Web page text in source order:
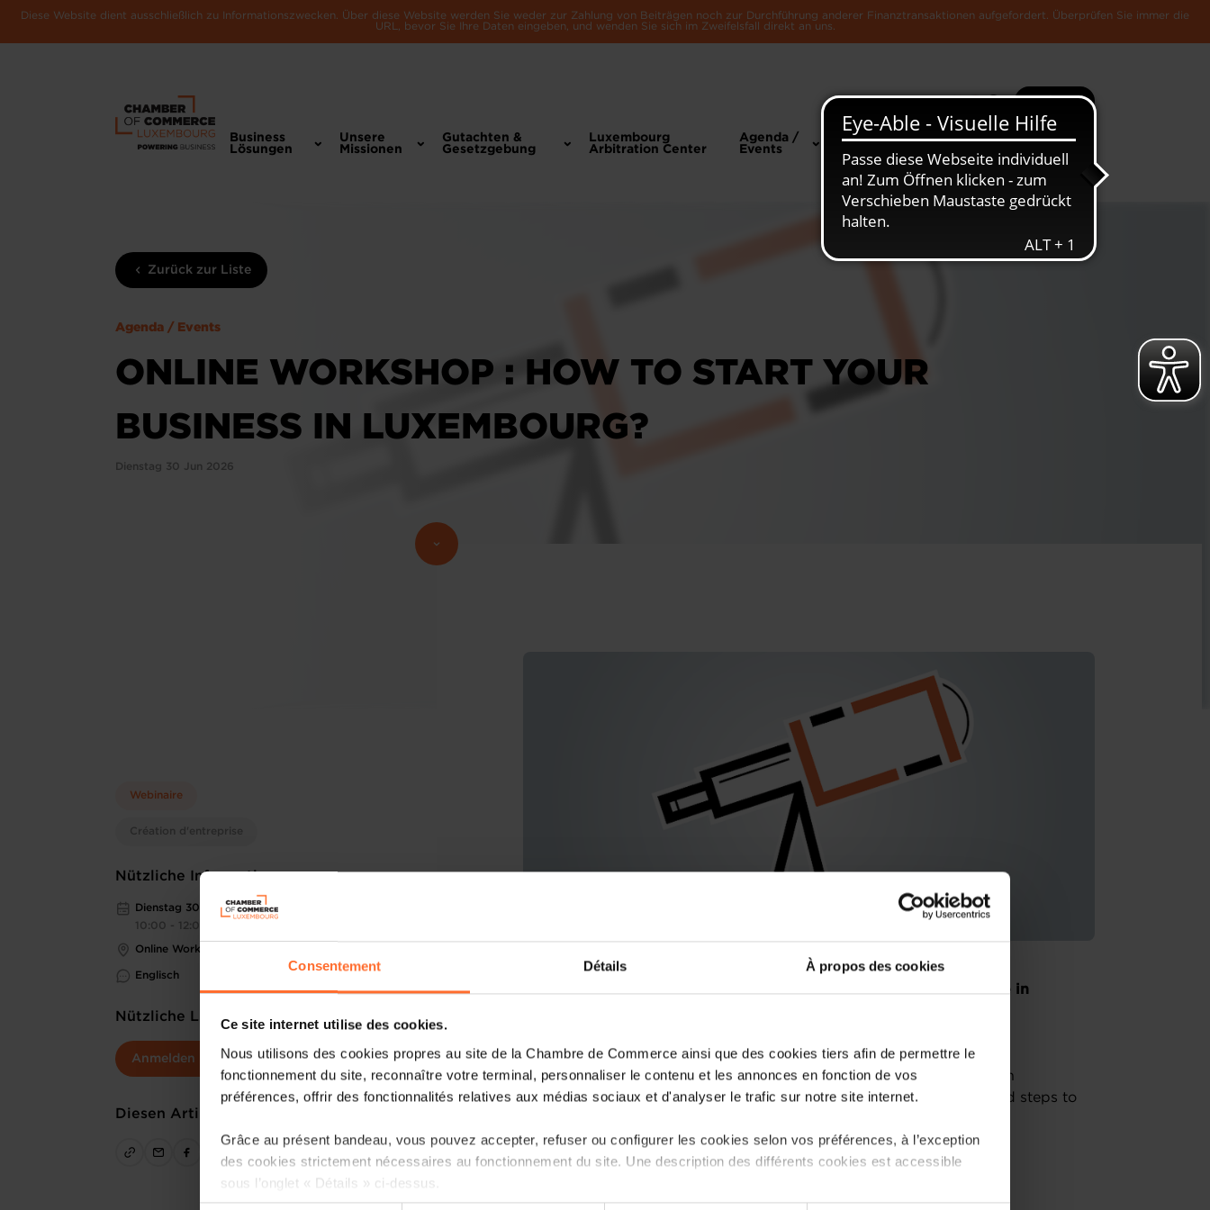
Consentement Détails À propos des cookies
Ce site internet utilise des cookies.
Nous utilisons des cookies propres au site de la Chambre de Commerce ainsi que des cookies tiers afin de permettre le
fonctionnement du site, reconnaître votre terminal, personnaliser le contenu et les annonces en fonction de vos
préférences, offrir des fonctionnalités relatives aux médias sociaux et d'analyser le trafic sur notre site internet.
Grâce au présent bandeau, vous pouvez accepter, refuser ou configurer les cookies selon vos préférences, à l’exception
des cookies strictement nécessaires au fonctionnement du site. Une description des différents cookies est accessible
sous l’onglet « Détails » ci-dessus.
Diese Website dient ausschließlich zu Informationszwecken. Über diese Website werden Sie weder zur Zahlung von Beiträgen noch zur Durchführung anderer Finanztransaktionen aufgefordert. Überprüfen Sie immer die
URL, bevor Sie Ihre Daten eingeben, und wenden Sie sich im Zweifelsfall direkt an uns.
Suche Mehr
Business
Lösungen
Unsere
Missionen
Gutachten &
Gesetzgebung
Luxembourg
Arbitration Center
Agenda /
Events
News &
Die Luxemburger
Zurück zur Liste
Agenda / Events
ONLINE WORKSHOP : HOW TO START YOUR
BUSINESS IN LUXEMBOURG?
Dienstag 30 Jun 2026
Webinaire
Création d'entreprise
Nützliche Informationen
Dienstag 30 Jun 2026
10:00 - 12:00
Online Workshop
Englisch
Nützliche Links
Anmelden
Diesen Artikel teilen
You are starting a business from scratch or buying an existing one in
How? Attend the upcoming workshop «How to start your business in
Luxembourg?» focusing on the ecosystem, regulatory framework and steps to
Agenda
First part: tutorial in 45 minutes